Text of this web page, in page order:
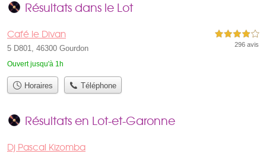
Résultats dans le Lot
Café le Divan
5 D801, 46300 Gourdon
Ouvert jusqu'à 1h
4,0 étoiles sur 5
296 avis
Horaires Téléphone
Résultats en Lot-et-Garonne
Dj Pascal Kizomba